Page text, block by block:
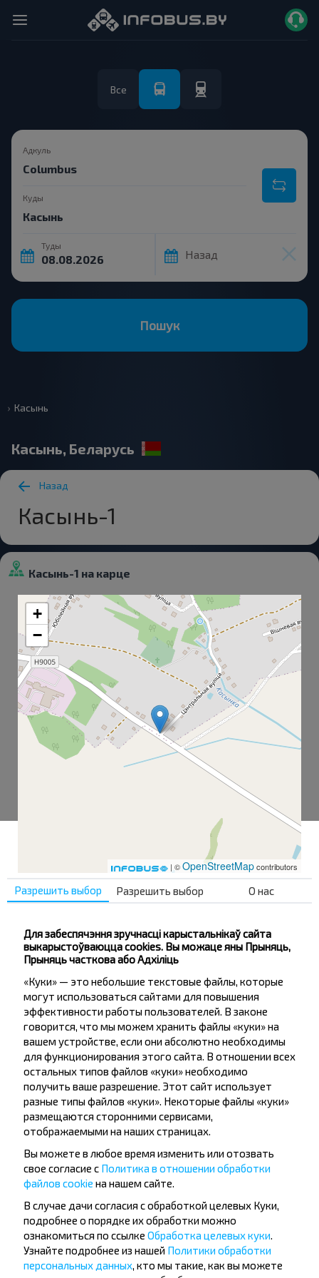
Все
Адкуль
Куды
Туды
Назад
Пошук
Касынь
Касынь, Беларусь
Назад
Касынь-1
Касынь-1 на карце
+
−
| ©OpenStreetMapcontributors
Касынь-2
Жадаеце
падарожнічаць
танней?
Не прапусці спецыяльныя акцыі, зніжкі і іншыя
цікавыя прапановы INFOBUS. Падпішыся на
атрыманне навін і падарожнічай з намі танней!
Падпісацц
Разрешить выбор Разрешить выбор О нас
Для забеспячэння зручнасці карыстальнікаў сайта
выкарыстоўваюцца cookies. Вы можаце яны Прыняць,
Прыняць часткова або Адхіліць
«Куки» — это небольшие текстовые файлы, которые
могут использоваться сайтами для повышения
эффективности работы пользователей. В законе
говорится, что мы можем хранить файлы «куки» на
вашем устройстве, если они абсолютно необходимы
для функционирования этого сайта. В отношении всех
остальных типов файлов «куки» необходимо
получить ваше разрешение. Этот сайт использует
разные типы файлов «куки». Некоторые файлы «куки»
размещаются сторонними сервисами,
отображаемыми на наших страницах.
Вы можете в любое время изменить или отозвать
свое согласие с Политика в отношении обработки
файлов cookie на нашем сайте.
В случае дачи согласия с обработкой целевых Куки,
подробнее о порядке их обработки можно
ознакомиться по ссылке Обработка целевых куки.
Узнайте подробнее из нашей Политики обработки
персональных данных, кто мы такие, как вы можете